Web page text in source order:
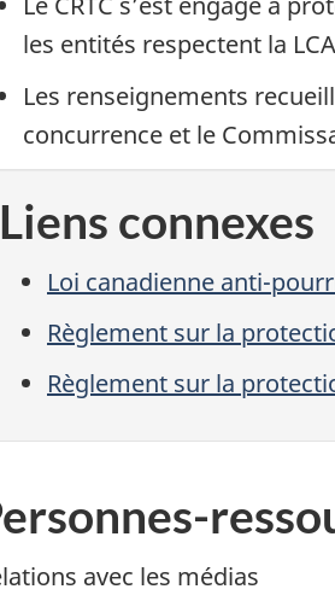
les entités respectent la
Les renseignements
concurrence et le
Liens connexes
Loi canadienne anti-
Règlement sur la
Règlement sur la
avec les médias